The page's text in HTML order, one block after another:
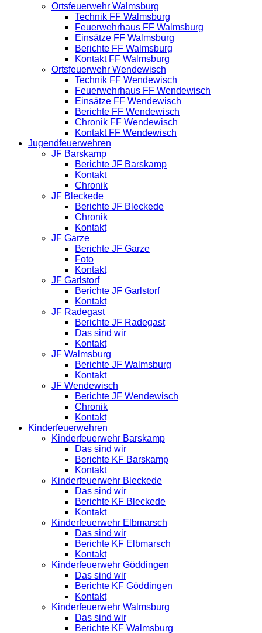
Ortsfeuerwehr Walmsburg
Technik FF Walmsburg
Feuerwehrhaus FF Walmsburg
Einsätze FF Walmsburg
Berichte FF Walmsburg
Kontakt FF Walmsburg
Ortsfeuerwehr Wendewisch
Technik FF Wendewisch
Feuerwehrhaus FF Wendewisch
Einsätze FF Wendewisch
Berichte FF Wendewisch
Chronik FF Wendewisch
Kontakt FF Wendewisch
Jugendfeuerwehren
JF Barskamp
Berichte JF Barskamp
Kontakt
Chronik
JF Bleckede
Berichte JF Bleckede
Chronik
Kontakt
JF Garze
Berichte JF Garze
Foto
Kontakt
JF Garlstorf
Berichte JF Garlstorf
Kontakt
JF Radegast
Berichte JF Radegast
Das sind wir
Kontakt
JF Walmsburg
Berichte JF Walmsburg
Kontakt
JF Wendewisch
Berichte JF Wendewisch
Chronik
Kontakt
Kinderfeuerwehren
Kinderfeuerwehr Barskamp
Das sind wir
Berichte KF Barskamp
Kontakt
Kinderfeuerwehr Bleckede
Das sind wir
Berichte KF Bleckede
Kontakt
Kinderfeuerwehr Elbmarsch
Das sind wir
Berichte KF Elbmarsch
Kontakt
Kinderfeuerwehr Göddingen
Das sind wir
Berichte KF Göddingen
Kontakt
Kinderfeuerwehr Walmsburg
Das sind wir
Berichte KF Walmsburg